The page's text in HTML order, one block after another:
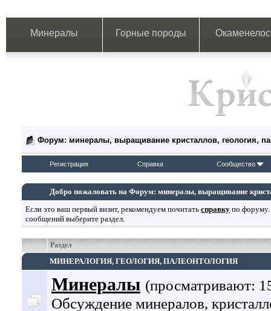
Минералы Горные породы
Форум: минералы, выращивание кристаллов, геология,
Регистрация Справка Сообщество
Добро пожаловать на Форум: минералы, выращивание
Если это ваш первый визит, рекомендуем почитать справку по
сообщений выберите раздел.
МИНЕРАЛОГИЯ, ГЕОЛОГИЯ, ПАЛЕОНТОЛОГИЯ
Минералы (просматривают:
Обсуждение минералов,
Раздел